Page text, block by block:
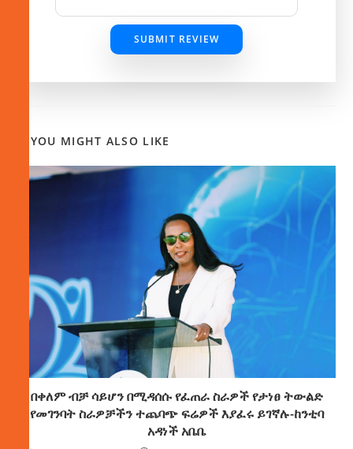
SUBMIT REVIEW
YOU MIGHT ALSO LIKE
በቀለም ብቻ ሳይሆን በሚዳሰሱ የፈጠራ ስራዎች የታነፀ ትውልድ
የመገንባት ስራዎቻችን ተጨባጭ ፍሬዎች እያፈሩ ይገኛሉ-ከንቲባ
አዳነች አቤቤ